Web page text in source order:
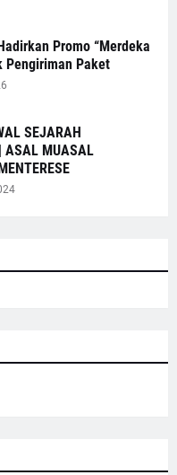
Promo “Merdeka
Pengiriman Paket
SEJARAH
ASAL MUASAL